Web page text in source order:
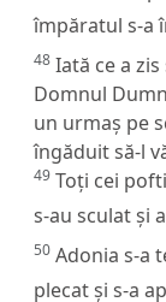
împăratul s-a
48 Iată ce a
Domnul
un urmaș pe
îngăduit să-l
49 Toți cei
s-au sculat și
50 Adonia s-a
plecat și s-a